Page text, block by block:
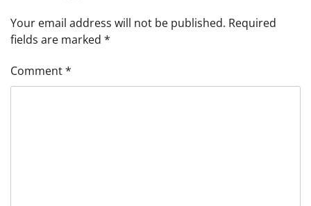
Your email address will not be published. Required
fields are marked *
Comment*